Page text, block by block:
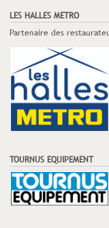
LES HALLES METRO
Partenaire des
TOURNUS EQUIPEMENT